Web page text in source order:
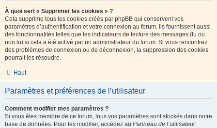
À quoi sert « Supprimer les cookies » ?
Cela supprime tous les cookies créés par phpBB qui conservent vos
paramètres d’authentification et votre connexion au forum. Ils fournissent aussi
des fonctionnalités telles que les indicateurs de lecture des messages (lu ou
non lu) si cela a été activé par un administrateur du forum. Si vous rencontrez
des problèmes de connexion ou de déconnexion, la suppression des cookies
pourrait les résoudre.
Haut
Paramètres et préférences de l’utilisateur
Comment modifier mes paramètres ?
Si vous êtes membre de ce forum, tous vos paramètres sont stockés dans notre
base de données. Pour les modifier, accédez au Panneau de l’utilisateur